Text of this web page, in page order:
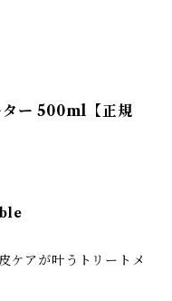
ター 500ml【正規
ケアが叶うトリートメ